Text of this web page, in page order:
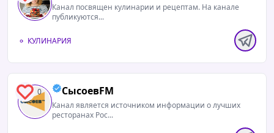
Канал посвящен кулинарии и рецептам. На канале
публикуются...
КУЛИНАРИЯ
0 СысоевFM
Канал является источником информации о лучших
ресторанах Рос...